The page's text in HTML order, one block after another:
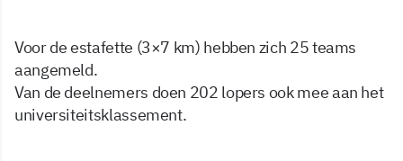
Voor de estafette (3×7 km) hebben zich 25 teams
aangemeld.
Van de deelnemers doen 202 lopers ook mee aan het
universiteitsklassement.